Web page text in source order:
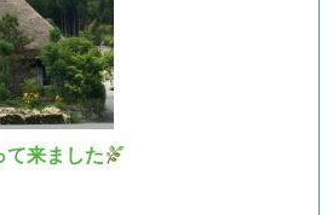
来ました